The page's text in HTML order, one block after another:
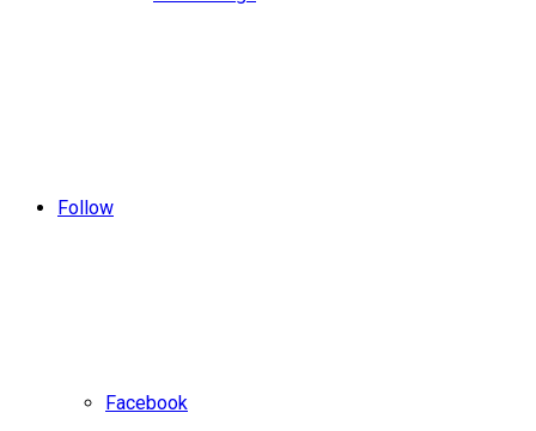
Follow
Facebook